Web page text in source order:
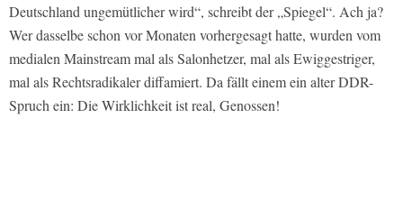
Deutschland ungemütlicher wird“, schreibt der „Spiegel“. Ach ja?
Wer dasselbe schon vor Monaten vorhergesagt hatte, wurden vom
medialen Mainstream mal als Salonhetzer, mal als Ewiggestriger,
mal als Rechtsradikaler diffamiert. Da fällt einem ein alter DDR-
Spruch ein: Die Wirklichkeit ist real, Genossen!